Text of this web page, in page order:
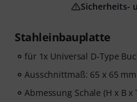
Stahleinbauplatte
für 1x Universal D-Type
Ausschnittmaß: 65 x 65 mm
Abmessung Schale (H x B x
Sicherheits-